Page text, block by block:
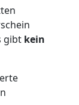
gibt kein